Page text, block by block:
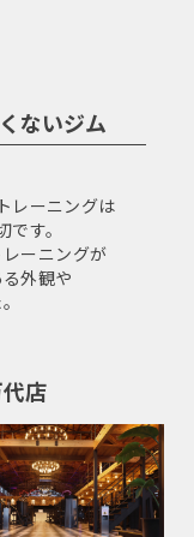
ないジム
レーニングは
す。
ーニングが
外観や
店